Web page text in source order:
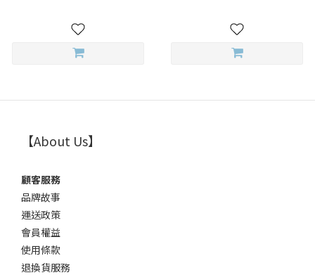
【About Us】
顧客服務
品牌故事
運送政策
會員權益
使用條款
退換貨服務